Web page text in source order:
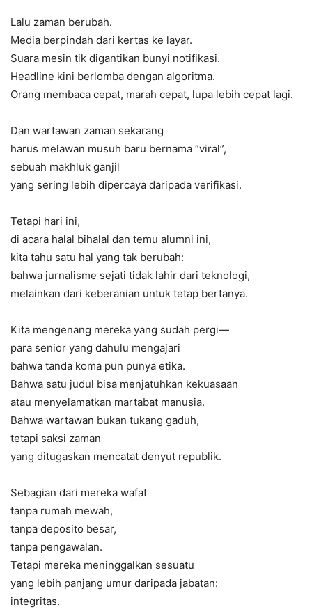
Lalu zaman berubah.
Media berpindah dari kertas ke layar.
Suara mesin tik digantikan bunyi notifikasi.
Headline kini berlomba dengan algoritma.
Orang membaca cepat, marah cepat, lupa lebih cepat lagi.
Dan wartawan zaman sekarang
harus melawan musuh baru bernama “viral”,
sebuah makhluk ganjil
yang sering lebih dipercaya daripada verifikasi.
Tetapi hari ini,
di acara halal bihalal dan temu alumni ini,
kita tahu satu hal yang tak berubah:
bahwa jurnalisme sejati tidak lahir dari teknologi,
melainkan dari keberanian untuk tetap bertanya.
Kita mengenang mereka yang sudah pergi—
para senior yang dahulu mengajari
bahwa tanda koma pun punya etika.
Bahwa satu judul bisa menjatuhkan kekuasaan
atau menyelamatkan martabat manusia.
Bahwa wartawan bukan tukang gaduh,
tetapi saksi zaman
yang ditugaskan mencatat denyut republik.
Sebagian dari mereka wafat
tanpa rumah mewah,
tanpa deposito besar,
tanpa pengawalan.
Tetapi mereka meninggalkan sesuatu
yang lebih panjang umur daripada jabatan:
integritas.